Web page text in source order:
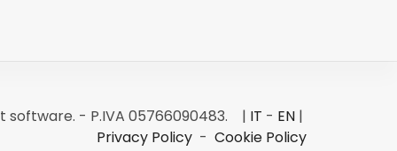
software. - P.IVA 05766090483. | IT - EN |
Privacy Policy - Cookie Policy